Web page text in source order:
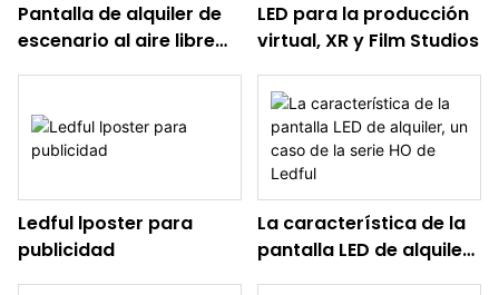
Pantalla de alquiler de
escenario al aire libre
LED para la producción
virtual, XR y Film Studios
Ledful lposter para
publicidad
La característica de la
pantalla LED de alquiler,